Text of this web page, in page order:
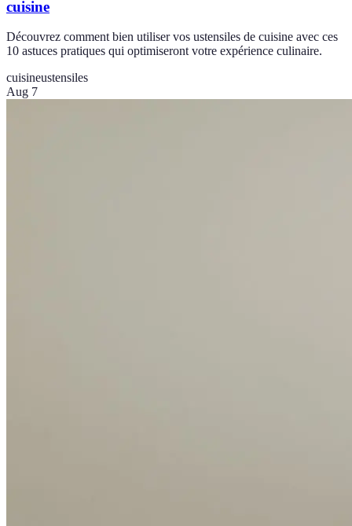
cuisine
Découvrez comment bien utiliser vos ustensiles de cuisine avec ces
10 astuces pratiques qui optimiseront votre expérience culinaire.
cuisineustensiles
Aug 7